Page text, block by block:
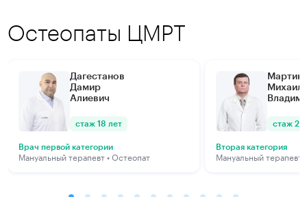
Остеопаты ЦМРТ
Дагестанов
Дамир
Алиевич
стаж 18 лет
Врач первой категории
Мануальный терапевт • Остеопат
Михаил
стаж 23
Вторая категория
Мануальный терапевт